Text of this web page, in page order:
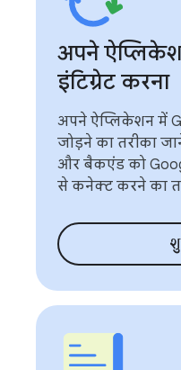
अपने
इंटिग्रेट करना
अपने ऐप्लिकेशन में
जोड़ने का तरीका
और बैकएंड को
से कनेक्ट करने का